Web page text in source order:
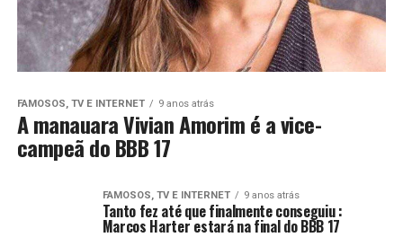
FAMOSOS, TV E INTERNET 9 anos atrás
A manauara Vivian Amorim é a vice-
campeã do BBB 17
FAMOSOS, TV E INTERNET 9 anos atrás
Tanto fez até que finalmente conseguiu :
Marcos Harter estará na final do BBB 17